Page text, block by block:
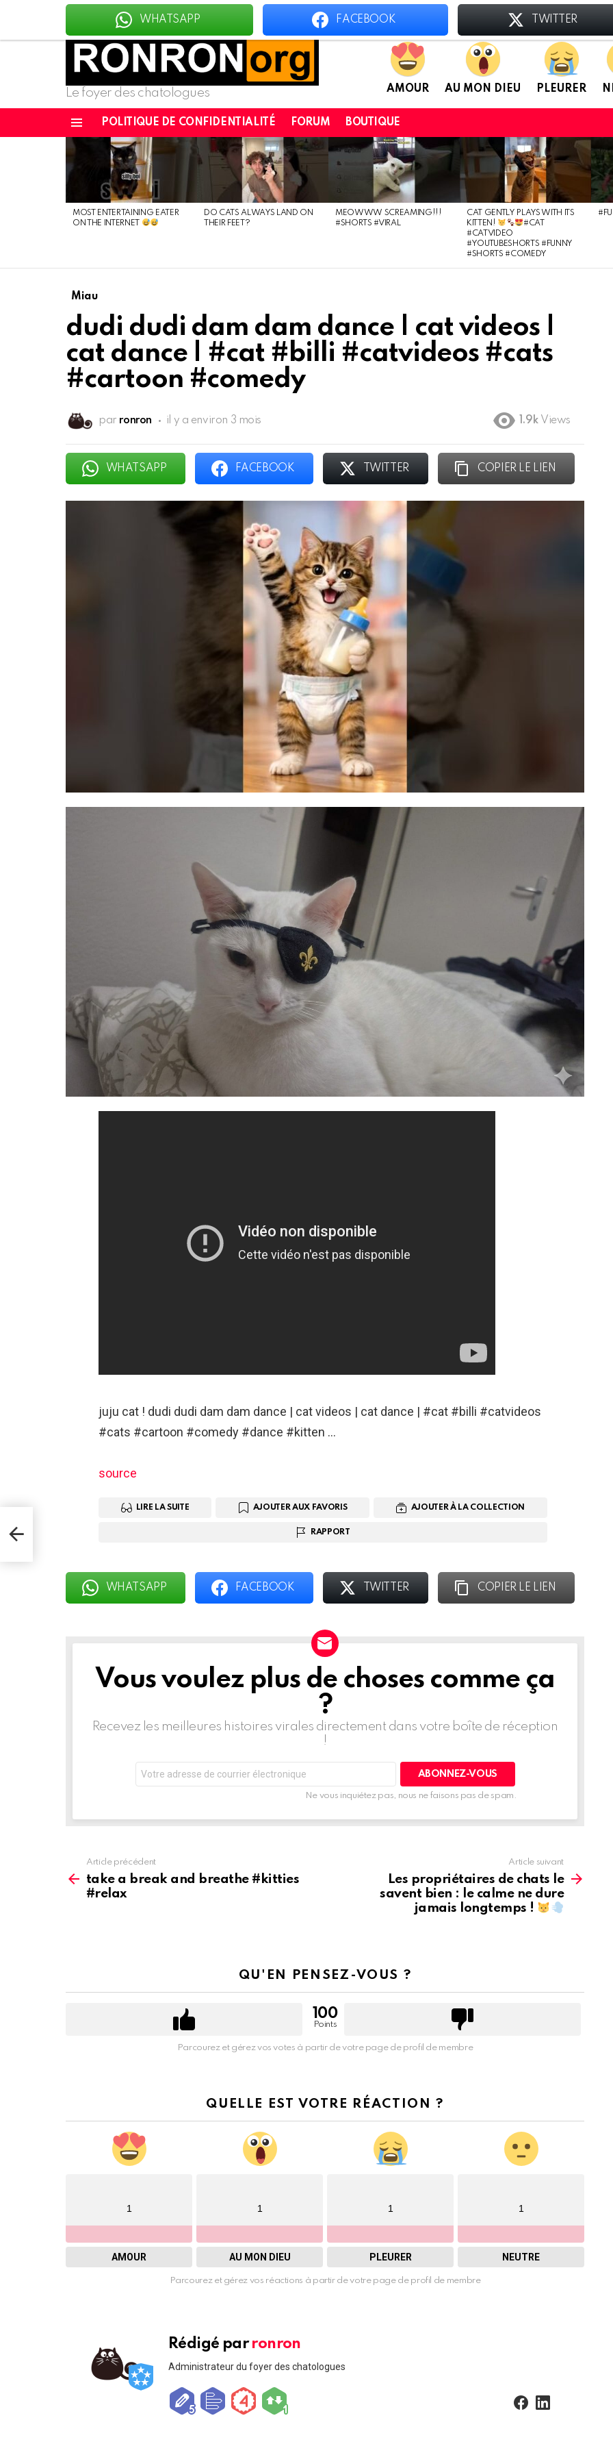
Le foyer des chatologues AMOUR AU MON DIEU PLEURER
POLITIQUE DE CONFIDENTIALITÉ FORUM BOUTIQUE
DERNIÈRES
NOUVELLES
MOST ENTERTAINING EATER
ON THE INTERNET
DO CATS ALWAYS LAND ON
THEIR FEET?
MEOWWW SCREAMING!!!
#SHORTS #VIRAL
CAT GENTLY PLAYS WITH ITS
KITTEN!
#CAT
#CATVIDEO
#YOUTUBESHORTS #FUNNY
#SHORTS #COMEDY
Miau
dudi dudi dam dam dance | cat videos |
cat dance | #cat #billi #catvideos #cats
#cartoon #comedy
par ronron il y a environ 3 mois 1.9k Views
WHATSAPP FACEBOOK TWITTER COPIER LE LIEN
juju cat ! dudi dudi dam dam dance | cat videos | cat dance | #cat #billi #catvideos
#cats #cartoon #comedy #dance #kitten …
source
LIRE LA SUITE AJOUTER AUX FAVORIS AJOUTER À LA COLLECTION
RAPPORT
WHATSAPP FACEBOOK TWITTER COPIER LE LIEN
BULLETIN
D'INFORMATION
Vous voulez plus de choses comme ça
?
Recevez les meilleures histoires virales directement dans votre boîte de réception
!
de
courrier
Ne vous inquiétez pas, nous ne faisons pas de spam.
Voir
plus
d'informations
Article précédent
take a break and breathe #kitties
#relax
Article suivant
Les propriétaires de chats le
savent bien : le calme ne dure
jamais longtemps !
QU'EN PENSEZ-VOUS ?
100
Points
Parcourez et gérez vos votes à partir de votre page de profil de membre
QUELLE EST VOTRE RÉACTION ?
1
AMOUR
1
AU MON DIEU
1
PLEURER
1
NEUTRE
Parcourez et gérez vos réactions à partir de votre page de profil de membre
Rédigé parronron
Administrateur du foyer des chatologues
facebooklinkedin
WHATSAPP FACEBOOK TWITTER